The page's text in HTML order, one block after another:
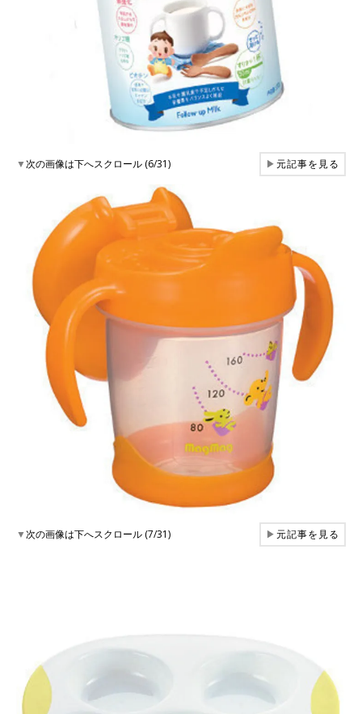
▼次の画像は下へスクロール (6/31) ▶元記事を見る
▼次の画像は下へスクロール (7/31) ▶元記事を見る